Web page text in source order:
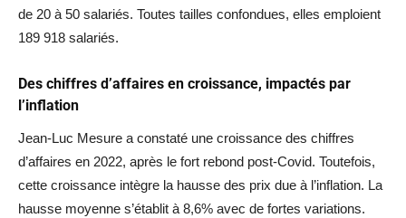
de 20 à 50 salariés. Toutes tailles confondues, elles emploient
189 918 salariés.
Des chiffres d’affaires en croissance, impactés par
l’inflation
Jean-Luc Mesure a constaté une croissance des chiffres
d’affaires en 2022, après le fort rebond post-Covid. Toutefois,
cette croissance intègre la hausse des prix due à l’inflation. La
hausse moyenne s’établit à 8,6% avec de fortes variations.